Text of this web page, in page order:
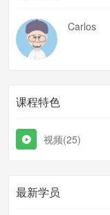
Carlos
课程特色
视频(25)
最新学员